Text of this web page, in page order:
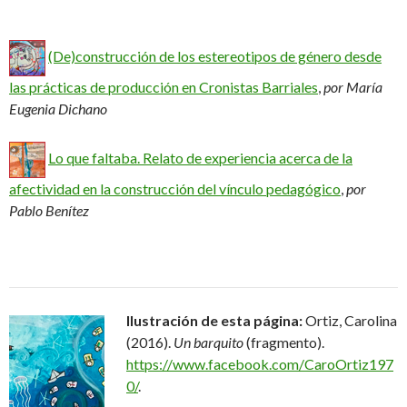
(De)construcción de los estereotipos de género desde
las prácticas de producción en Cronistas Barriales,por María
Eugenia Dichano
Lo que faltaba. Relato de experiencia acerca de la
afectividad en la construcción del vínculo pedagógico,por
Pablo Benítez
Ilustración de esta página:Ortiz, Carolina
(2016). Un barquito(fragmento).
https://www.facebook.com/CaroOrtiz197
0/.